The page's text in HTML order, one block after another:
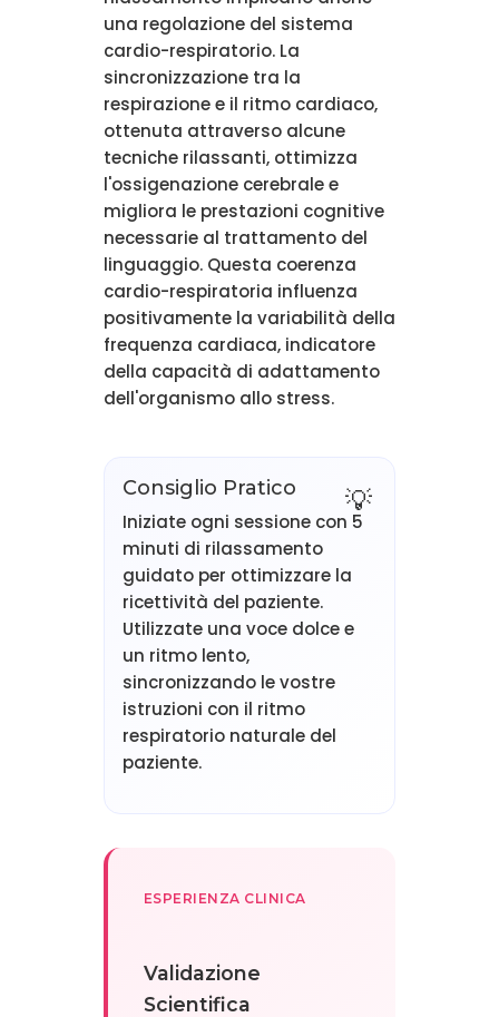
una regolazione del sistema
cardio-respiratorio. La
sincronizzazione tra la
respirazione e il ritmo cardiaco,
ottenuta attraverso alcune
tecniche rilassanti, ottimizza
l'ossigenazione cerebrale e
migliora le prestazioni cognitive
necessarie al trattamento del
linguaggio. Questa coerenza
cardio-respiratoria influenza
positivamente la variabilità della
frequenza cardiaca, indicatore
della capacità di adattamento
dell'organismo allo stress.
Consiglio Pratico
Iniziate ogni sessione con 5
minuti di rilassamento
guidato per ottimizzare la
ricettività del paziente.
Utilizzate una voce dolce e
un ritmo lento,
sincronizzando le vostre
istruzioni con il ritmo
respiratorio naturale del
paziente.
ESPERIENZA CLINICA
Validazione
Scientifica